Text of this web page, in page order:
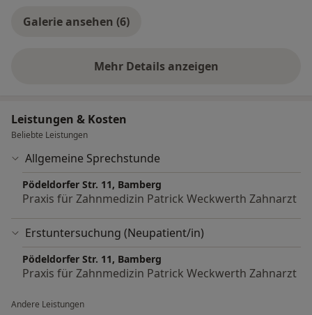
Galerie ansehen (6)
Mehr Details anzeigen
über Erfahrungen
Leistungen & Kosten
Beliebte Leistungen
Allgemeine Sprechstunde
Pödeldorfer Str. 11, Bamberg
Praxis für Zahnmedizin Patrick Weckwerth Zahnarzt
Erstuntersuchung (Neupatient/in)
Pödeldorfer Str. 11, Bamberg
Praxis für Zahnmedizin Patrick Weckwerth Zahnarzt
Andere Leistungen